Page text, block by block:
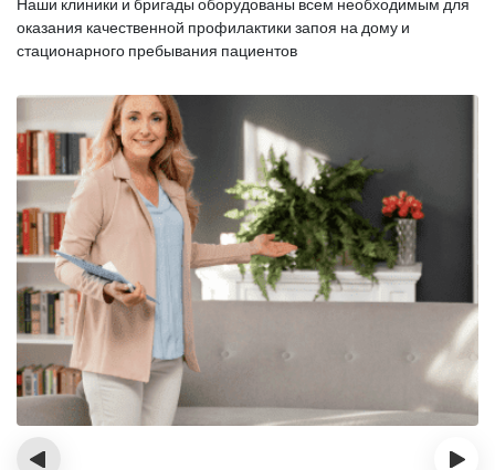
Наши клиники и бригады оборудованы всем необходимым для
оказания качественной профилактики запоя на дому и
стационарного пребывания пациентов
‹ ›